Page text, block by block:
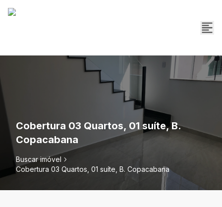
Cobertura 03 Quartos, 01 suíte, B.
Copacabana
Buscar imóvel
Cobertura 03 Quartos, 01 suíte, B. Copacabana